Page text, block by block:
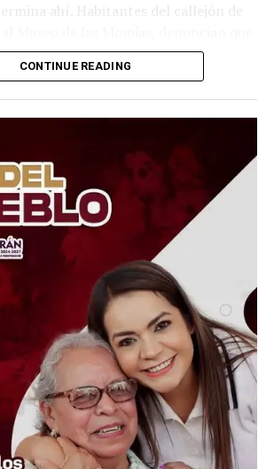
ahí. Habitantes del callejón de
de alumbrado público. Afirman que
durante la noche se ha convertido
la oscuridad es total y los vecinos
completamente olvidados por
que, pese a los constantes
sigue sin atenderse.
es que Cuesta China y el callejón de
aislados. En distintas colonias,
de Guanajuato capital se
por luminarias descompuestas y calles
es inevitable: ¿de qué sirve
turística si sus habitantes tienen
entre la oscuridad? La falta de
de ser una molestia; hoy representa
que el gobierno municipal no
CONTINUE READING